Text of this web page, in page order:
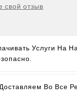
свой отзыв
Услуги На
Во Все